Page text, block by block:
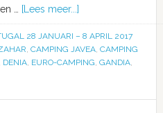
…
[Lees meer...]
28 JANUARI – 8 APRIL 2017
, CAMPING JAVEA, CAMPING
DENIA, EURO-CAMPING, GANDIA,